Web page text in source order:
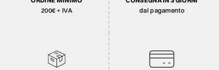
200€ + IVA
dal pagamento